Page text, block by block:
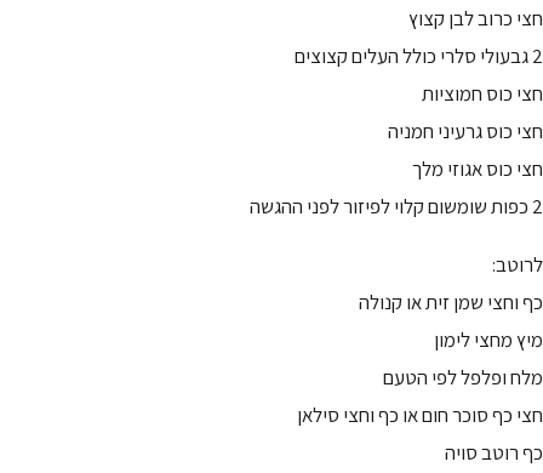
חצי כרוב לבן קצוץ
2 גבעולי סלרי כולל העלים קצוצים
חצי כוס חמוציות
חצי כוס גרעיני חמניה
חצי כוס אגוזי מלך
2 כפות שומשום קלוי לפיזור לפני ההגשה
לרוטב:
כף וחצי שמן זית או קנולה
מיץ מחצי לימון
מלח ופלפל לפי הטעם
חצי כף סוכר חום או כף וחצי סילאן
כף רוטב סויה